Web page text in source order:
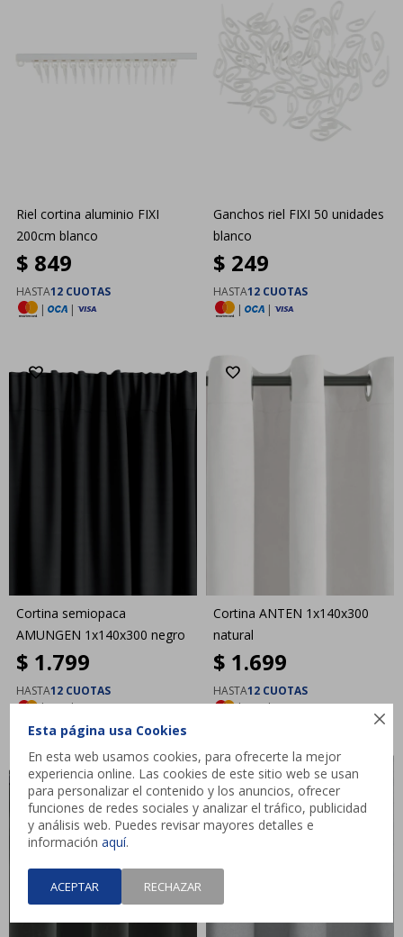

Esta página usa Cookies
En esta web usamos cookies, para ofrecerte la mejor
experiencia online. Las cookies de este sitio web se usan
para personalizar el contenido y los anuncios, ofrecer
funciones de redes sociales y analizar el tráfico, publicidad
y análisis web. Puedes revisar mayores detalles e
informaciónaquí.
ACEPTAR RECHAZAR
Riel cortina aluminio FIXI
200cm blanco
$ 849
HASTA12 CUOTAS
|
|
Ganchos riel FIXI 50 unidades
blanco
$ 249
HASTA12 CUOTAS
|
|
Cortina semiopaca
AMUNGEN 1x140x300 negro
$ 1.799
HASTA12 CUOTAS
|
|
Cortina ANTEN 1x140x300
natural
$ 1.699
HASTA12 CUOTAS
|
|